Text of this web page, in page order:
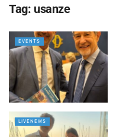
Tag: usanze
EVENTS
LIVENEWS